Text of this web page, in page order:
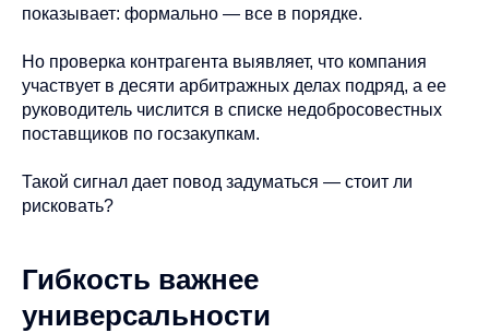
показывает: формально — все в порядке.
Но проверка контрагента выявляет, что компания
участвует в десяти арбитражных делах подряд, а ее
руководитель числится в списке недобросовестных
поставщиков по госзакупкам.
Такой сигнал дает повод задуматься — стоит ли
рисковать?
Гибкость важнее
универсальности